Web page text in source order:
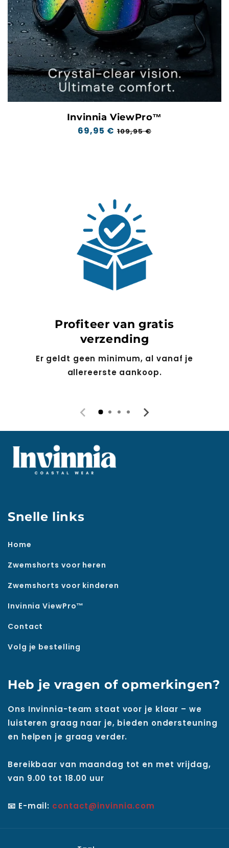
Invinnia ViewPro™
Normale
69,95 € Verkoopprijs
109,95 €
Profiteer van gratis
verzending
Er geldt geen minimum, al vanaf je
allereerste aankoop.
Snelle links
Home
Zwemshorts voor heren
Zwemshorts voor kinderen
Invinnia ViewPro™
Contact
Volg je bestelling
Heb je vragen of opmerkingen?
Ons Invinnia-team staat voor je klaar – we
luisteren graag naar je, bieden ondersteuning
en helpen je graag verder.
Bereikbaar van maandag tot en met vrijdag,
van 9.00 tot 18.00 uur
📧 E-mail: contact@invinnia.com